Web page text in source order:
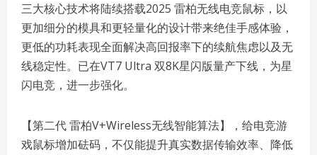
三大核心技术将陆续搭载2025 雷柏无线电竞鼠标，以
更加细分的模具和更轻量化的设计带来绝佳手感体验，
更低的功耗表现全面解决高回报率下的续航焦虑以及无
线稳定性。已在VT7 Ultra 双8K星闪版量产下线，为星
闪电竞，进一步强化。
【第二代 雷柏V+Wireless无线智能算法】，给电竞游
戏鼠标增加砝码，不仅能提升真实数据传输效率、降低